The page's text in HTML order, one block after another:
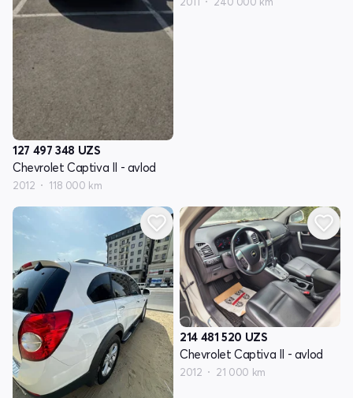
127 497 348 UZS
Chevrolet Captiva II - avlod
2012 118 000 km
214 481 520 UZS
Chevrolet Captiva II - avlod
2012 21 000 km